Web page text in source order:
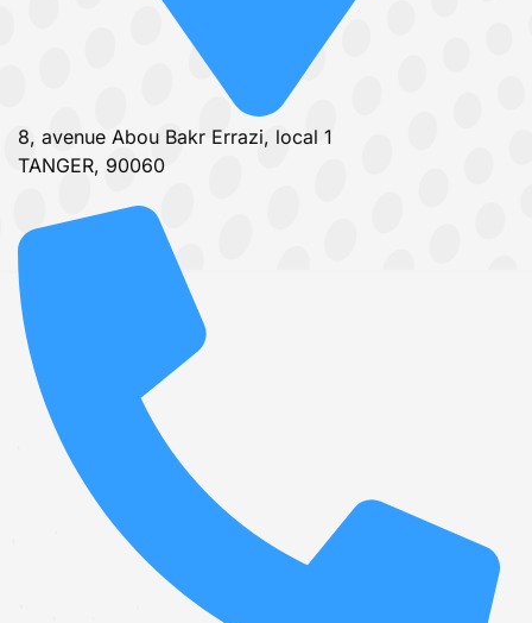
8, avenue Abou Bakr Errazi, local 1
TANGER, 90060